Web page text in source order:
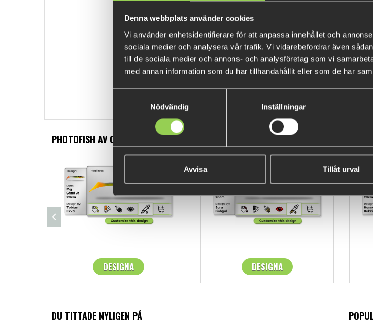
Denna webbplats använder cookies
Vi använder enhetsidentifierare för att anpassa innehållet och
sociala medier och analysera vår trafik. Vi vidarebefordrar även
till de sociala medier och annons- och analysföretag som vi
med annan information som du har tillhandahållit eller som de har
Nödvändig
Inställningar
Avvisa Tillåt urval
EYES
PHOTOFISH AV OSS
DESIGNA DESIGNA
DU TITTADE NYLIGEN PÅ